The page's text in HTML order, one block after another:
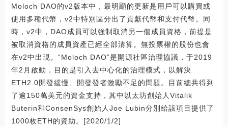
Moloch DAO的v2版本中，最明顯的更新是用戶可以購買或
使用多種代幣，v2中特別區分出了貢獻代幣和支付代幣。同
時，v2中，DAO成員可以強制取消另一個成員資格，前提是
被取消資格的成員資產已經全部清算。無投票權的股份也會
在v2中出現。“Moloch DAO”是開源社區治理協議，于2019
年2月啟動，目的是引入去中心化的治理模式，以解決
ETH2.0開發緩慢、開發發者激勵不足的問題。目前總共得到
了逾150萬美元的資金支持，其中以太坊創始人Vitalik
Buterin和ConsenSys創始人Joe Lubin分別給該項目提供了
1000枚ETH的資助。[2020/1/2]